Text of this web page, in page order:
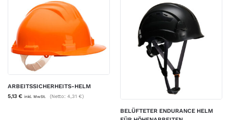
ARBEITSSICHERHEITS-HELM
5,13 € inkl. MwSt. (Netto: 4,31 €)
BELÜFTETER ENDURANCE HELM